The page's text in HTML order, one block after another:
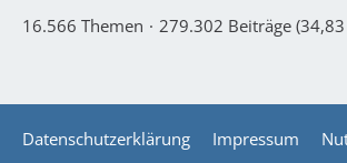
16.566 Themen 279.302 Beiträge
Datenschutzerklärung Impressum